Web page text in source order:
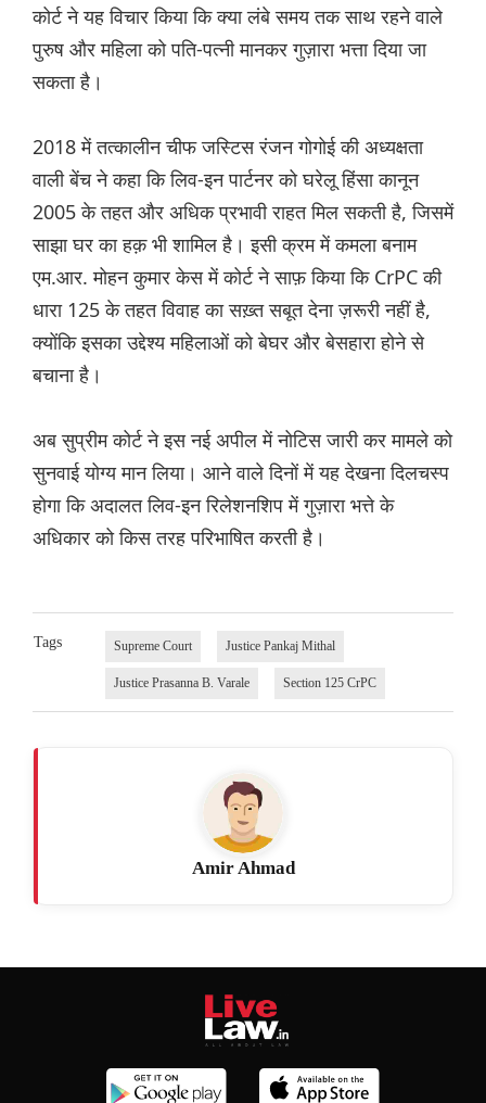
कोर्ट ने यह विचार किया कि क्या लंबे समय तक साथ रहने वाले
पुरुष और महिला को पति-पत्नी मानकर गुज़ारा भत्ता दिया जा
सकता है।
2018 में तत्कालीन चीफ जस्टिस रंजन गोगोई की अध्यक्षता
वाली बेंच ने कहा कि लिव-इन पार्टनर को घरेलू हिंसा कानून
2005 के तहत और अधिक प्रभावी राहत मिल सकती है, जिसमें
साझा घर का हक़ भी शामिल है। इसी क्रम में कमला बनाम
एम.आर. मोहन कुमार केस में कोर्ट ने साफ़ किया कि CrPC की
धारा 125 के तहत विवाह का सख़्त सबूत देना ज़रूरी नहीं है,
क्योंकि इसका उद्देश्य महिलाओं को बेघर और बेसहारा होने से
बचाना है।
अब सुप्रीम कोर्ट ने इस नई अपील में नोटिस जारी कर मामले को
सुनवाई योग्य मान लिया। आने वाले दिनों में यह देखना दिलचस्प
होगा कि अदालत लिव-इन रिलेशनशिप में गुज़ारा भत्ते के
अधिकार को किस तरह परिभाषित करती है।
Tags Supreme Court Justice Pankaj Mithal
Justice Prasanna B. Varale Section 125 CrPC
Amir Ahmad